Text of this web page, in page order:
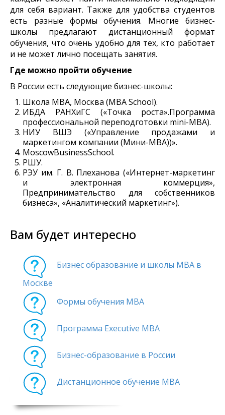
для себя вариант. Также для удобства студентов
есть разные формы обучения. Многие бизнес-
школы предлагают дистанционный формат
обучения, что очень удобно для тех, кто работает
и не может лично посещать занятия.
Где можно пройти обучение
В России есть следующие бизнес-школы:
Школа МВА, Москва (MBA School).
ИБДА РАНХиГС («Точка роста».Программа
профессиональной переподготовки mini-MBA).
НИУ ВШЭ («Управление продажами и
маркетингом компании (Мини-МВА))».
MoscowBusinessSchool.
РШУ.
РЭУ им. Г. В. Плеханова («Интернет-маркетинг
и электронная коммерция»,
Предпринимательство для собственников
бизнеса», «Аналитический маркетинг»).
Вам будет интересно
Бизнес образование и школы MBA в
Москве
Формы обучения MBA
Программа Executive MBA
Бизнес-образование в России
Дистанционное обучение MBA